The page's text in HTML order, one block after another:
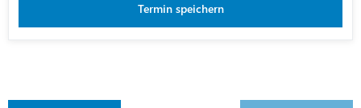
Termin speichern